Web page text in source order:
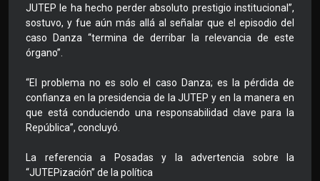
JUTEP le ha hecho perder absoluto prestigio institucional”,
sostuvo, y fue aún más allá al señalar que el episodio del
caso Danza “termina de derribar la relevancia de este
órgano”.
“El problema no es solo el caso Danza; es la pérdida de
confianza en la presidencia de la JUTEP y en la manera en
que está conduciendo una responsabilidad clave para la
República”, concluyó.
La referencia a Posadas y la advertencia sobre la
“JUTEPización” de la política